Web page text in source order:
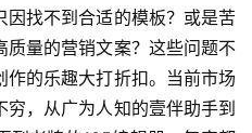
找不到合适的模板？或是苦
量的营销文案？这些问题不
的乐趣大打折扣。当前市场
，从广为人知的壹伴助手到